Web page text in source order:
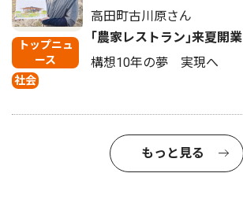
トップニュ
ース
社会
高田町古川原さん
｢農家レストラン｣来夏開業
構想10年の夢 実現へ
もっと見る